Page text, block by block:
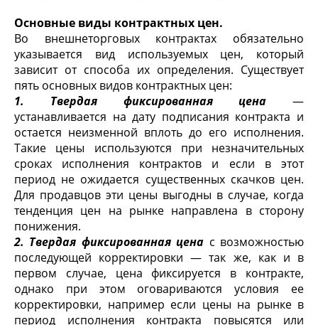
Основные виды контрактных цен.
Во внешнеторговых кон­трактах обязательно
указывается вид используемых цен, кото­рый
зависит от способа их определения. Существует
пять основных видов контрактных цен:
1. Твердая фиксированная цена —
устанавливается на дату подписания контракта и
остается неизменной вплоть до его исполнения.
Такие цены используются при незначительных
сроках исполнения контрактов и если в этот
период не ожида­ется существенных скачков цен.
Для продавцов эти цены выгод­ны в случае, когда
тенденция цен на рынке направлена в сторону
понижения.
2. Твердая фиксированная цена с возможностью
последую­щей корректировки — так же, как и в
первом случае, цена фиксируется в контракте,
однако при этом оговариваются условия ее
корректировки, например если цены на рынке в
период исполнения контракта повысятся или